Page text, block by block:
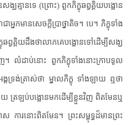
គ្មាន​ទេ​ ​(​ព្រោះ​)​ ​ពួក​ភិក្ខុ​ឆ​ព្វ​គ្គិ​យ​បង្អោន​
កមាន​សេចក្ដីប្រាថ្នា​តិច​។​ ​បេ​។​ ​ភិក្ខុ​ទាំង
វ​គ្គិ​យ​ដឹង​ថា​លាភ​គេ​បង្អោន​ទៅ​ដើម្បី​សង្ឃ​
។​ ​លំដាប់នោះ​ ​ពួក​ភិក្ខុ​ទាំងនោះ​ក្រាបទូល​
ង្គ​ទ្រង់​ត្រាស់​ថា​ ​ម្នាល​ភិក្ខុ​ ​ទាំងឡាយ​ ​ឮ​ថា​
ត្រឡប់​បង្អោន​មក​ដើម្បី​ខ្លួន​វិញ​ ​ពិតមែន​ឬ​
ការនោះ​ពិតមែន​។​ ​ព្រះសម្ពុទ្ធ​ដ៏​មាន​ព្រះ​